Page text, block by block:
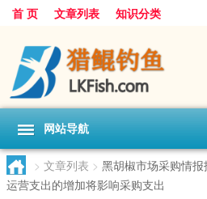
首 页 文章列表 知识分类
网站导航
> 文章列表 > 黑胡椒市场采购情
运营支出的增加将影响采购支出